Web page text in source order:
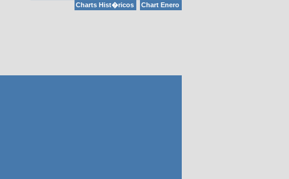
Charts Hist�ricos Chart Enero